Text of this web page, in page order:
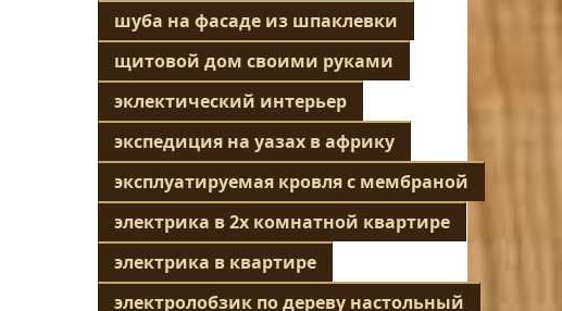
шуба на фасаде из шпаклевки
щитовой дом своими руками
эклектический интерьер
экспедиция на уазах в африку
эксплуатируемая кровля с мембраной
электрика в 2х комнатной квартире
электрика в квартире
электролобзик по дереву настольный